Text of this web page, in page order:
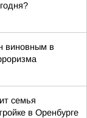
виновным в
семья
в Оренбурге